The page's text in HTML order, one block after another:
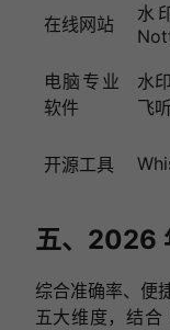
在线网站
水
电脑专业
软件
水
飞
开源工具
五、2026
综合准确率、便
五大维度，结